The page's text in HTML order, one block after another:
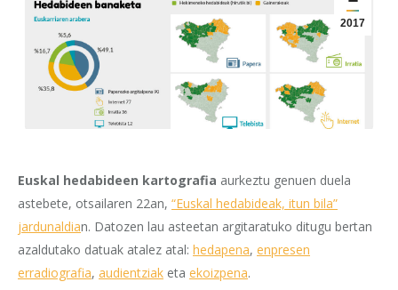
2017
Euskal hedabideen kartografia aurkeztu genuen duela
astebete, otsailaren 22an, “Euskal hedabideak, itun bila”
jardunaldian. Datozen lau asteetan argitaratuko ditugu bertan
azaldutako datuak atalez atal: hedapena, enpresen
erradiografia, audientziak eta ekoizpena.